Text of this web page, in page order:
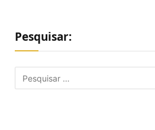
Pesquisar: